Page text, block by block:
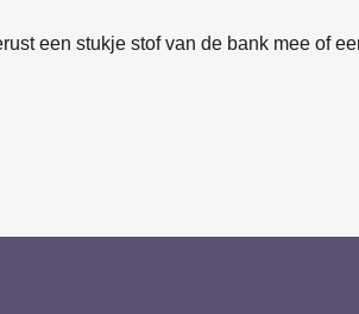
een stukje stof van de bank mee of